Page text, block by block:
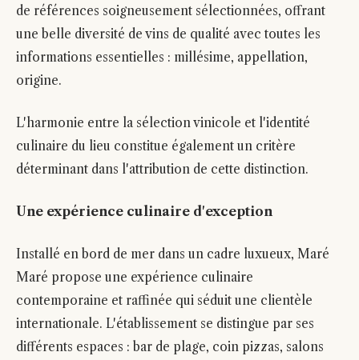
de références soigneusement sélectionnées, offrant
une belle diversité de vins de qualité avec toutes les
informations essentielles : millésime, appellation,
origine.
L'harmonie entre la sélection vinicole et l'identité
culinaire du lieu constitue également un critère
déterminant dans l'attribution de cette distinction.
Une expérience culinaire d'exception
Installé en bord de mer dans un cadre luxueux, Maré
Maré propose une expérience culinaire
contemporaine et raffinée qui séduit une clientèle
internationale. L'établissement se distingue par ses
différents espaces : bar de plage, coin pizzas, salons